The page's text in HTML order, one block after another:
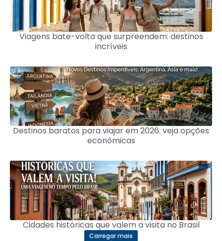
Viagens bate-volta que surpreendem: destinos
incríveis
Destinos baratos para viajar em 2026: veja opções
econômicas
Cidades históricas que valem a visita no Brasil
Carregar mais